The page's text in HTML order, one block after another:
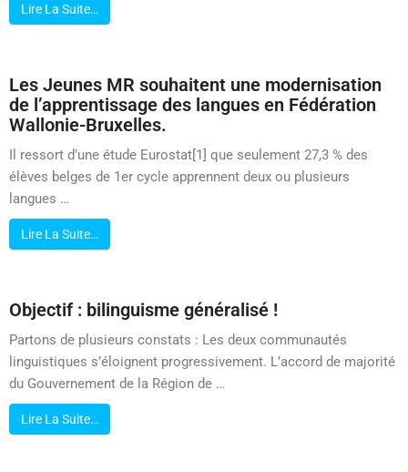
Lire La Suite…
Les Jeunes MR souhaitent une modernisation
de l’apprentissage des langues en Fédération
Wallonie-Bruxelles.
Il ressort d’une étude Eurostat[1] que seulement 27,3 % des
élèves belges de 1er cycle apprennent deux ou plusieurs
langues …
Lire La Suite…
Objectif : bilinguisme généralisé !
Partons de plusieurs constats : Les deux communautés
linguistiques s’éloignent progressivement. L’accord de majorité
du Gouvernement de la Région de …
Lire La Suite…